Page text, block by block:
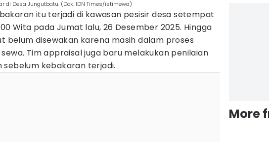
di Desa Jungutbatu. (Dok. IDN Times/istimewa)
itu terjadi di kawasan pesisir desa setempat
Wita pada Jumat lalu, 26 Desember 2025. Hingga
belum disewakan karena masih dalam proses
Tim appraisal juga baru melakukan penilaian
sebelum kebakaran terjadi.
More